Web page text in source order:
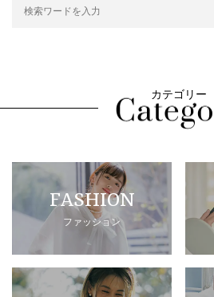
カテゴリー
FASHION
ファッション